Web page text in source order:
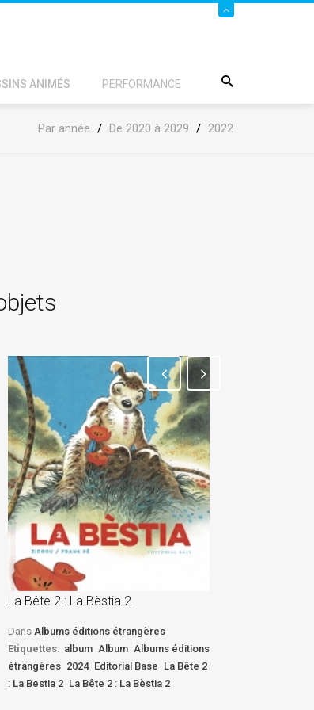
ANIMÉS PERFORMANCE
Par année / De 2020 à 2029 / 2022
La Bête 2 : La Bèstia 2
Dans Albums éditions étrangères
Etiquettes: album Album Albums éditions
étrangères 2024 Editorial Base La Bête 2
: La Bestia 2 La Bête 2 : La Bèstia 2